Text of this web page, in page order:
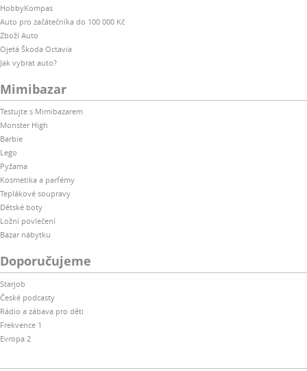
HobbyKompas
Auto pro začátečníka do 100 000 Kč
Zboží Auto
Ojetá Škoda Octavia
Jak vybrat auto?
Mimibazar
Testujte s Mimibazarem
Monster High
Barbie
Lego
Pyžama
Kosmetika a parfémy
Teplákové soupravy
Dětské boty
Ložní povlečení
Bazar nábytku
Doporučujeme
Starjob
České podcasty
Rádio a zábava pro děti
Frekvence 1
Evropa 2